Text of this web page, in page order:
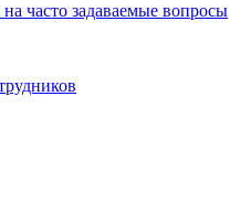
часто задаваемые вопросы